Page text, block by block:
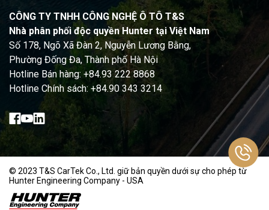
CÔNG TY TNHH CÔNG NGHỆ Ô TÔ T&S
Nhà phân phối độc quyền Hunter tại Việt Nam
Số 178, Ngõ Xã Đàn 2, Nguyễn Lương Bằng,
Phường Đống Đa, Thành phố Hà Nội
Hotline Bán hàng: +84.93 222 8868
Hotline Chính sách: +84.90 343 3214
© 2023 T&S CarTek Co., Ltd. giữ bản quyền dưới sự cho phép từ
Hunter Engineering Company - USA